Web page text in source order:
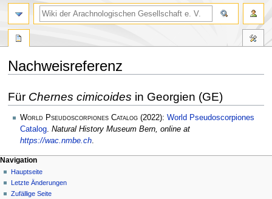
Nachweisreferenz
Navigation
springen
Suche
springen
Für Chernes cimicoides in Georgien (GE)
World Pseudoscorpiones Catalog (2022): World Pseudoscorpiones
Catalog. Natural History Museum Bern, online at
https://wac.nmbe.ch.
Navigation
Hauptseite
Letzte Änderungen
Zufällige Seite